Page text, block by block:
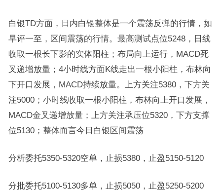
白银TD方面，日内白银整体是一个震荡反弹的行情，如
早评一至，区间震荡的行情。最高测试点位5248，日线
收取一根长下影的实体阳柱；布局向上运行，MACD死
叉递增放量；4小时线方面K线走出一根小阳柱，布林向
下开口发展，MACD持续放量。上方关注5380，下方关
注5000；小时线收取一根小阳柱，布林向上开口发展，
MACD金叉递增放量；上方关注承压位5320，下方支撑
位5130；整体而言今日白银区间震荡
分析委托5350-5320空单，止损5380，止盈5150-5120
分批委托5100-5130多单，止损5050，止盈5250-5200